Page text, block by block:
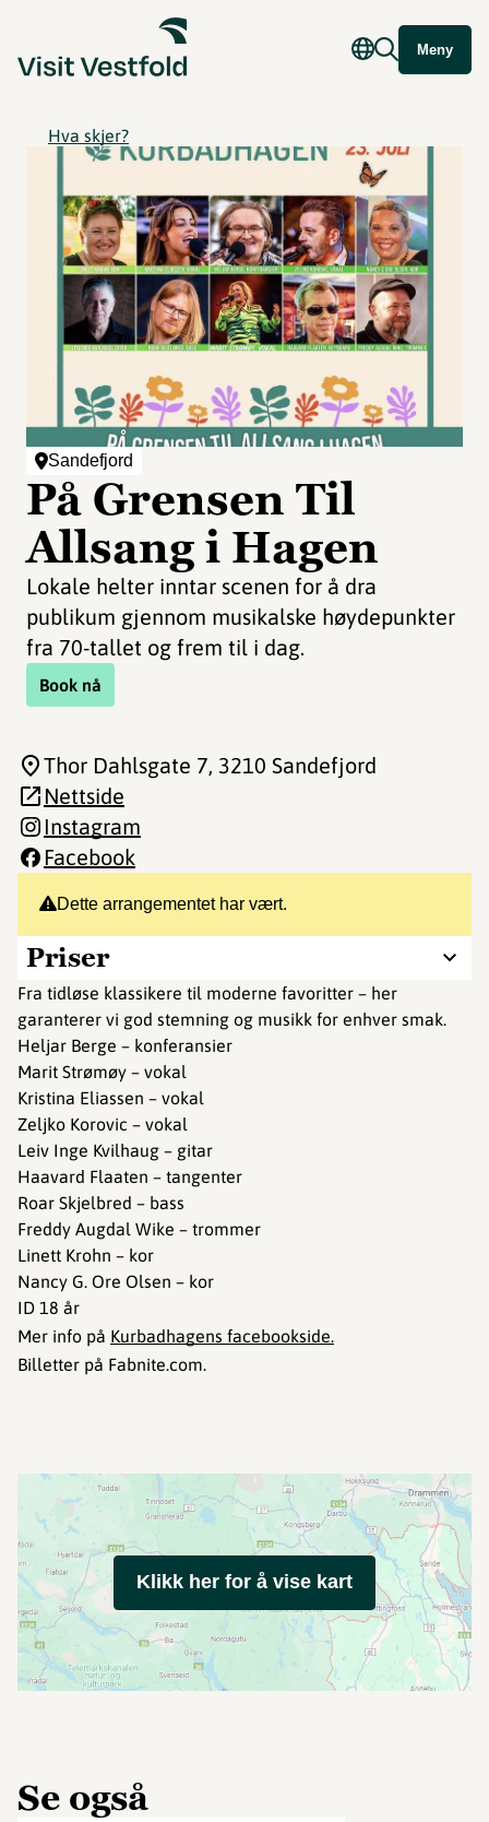
Meny
Hva skjer?
Sandefjord
På Grensen Til
Allsang i Hagen
Lokale helter inntar scenen for å dra
publikum gjennom musikalske høydepunkter
fra 70-tallet og frem til i dag.
Book nå
Dette arrangementet har vært.
Priser
Fra tidløse klassikere til moderne favoritter – her
garanterer vi god stemning og musikk for enhver smak.
Heljar Berge – konferansier
Marit Strømøy – vokal
Kristina Eliassen – vokal
Zeljko Korovic – vokal
Leiv Inge Kvilhaug – gitar
Haavard Flaaten – tangenter
Roar Skjelbred – bass
Freddy Augdal Wike – trommer
Linett Krohn – kor
Nancy G. Ore Olsen – kor
ID 18 år
Mer info på Kurbadhagens facebookside.
Billetter på Fabnite.com.
Thor Dahlsgate 7, 3210 Sandefjord
Nettside
Instagram
Facebook
Klikk her for å vise kart
Se også